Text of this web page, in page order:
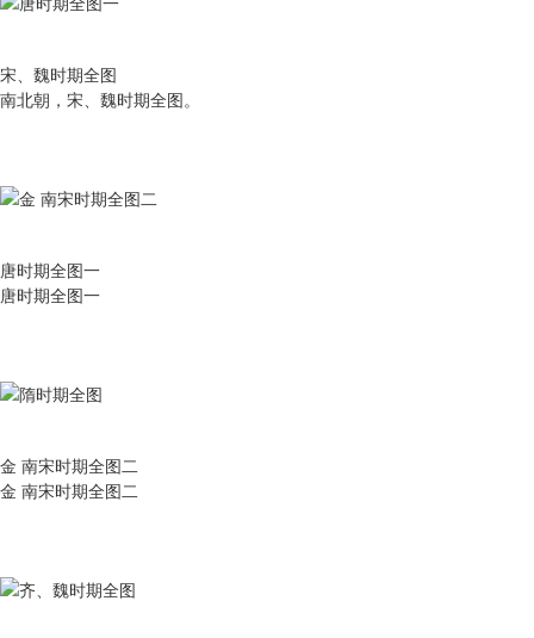
宋、魏时期全图
南北朝，宋、魏时期全图。
唐时期全图一
唐时期全图一
金 南宋时期全图二
金 南宋时期全图二